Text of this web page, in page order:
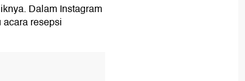
Dalam Instagram
resepsi